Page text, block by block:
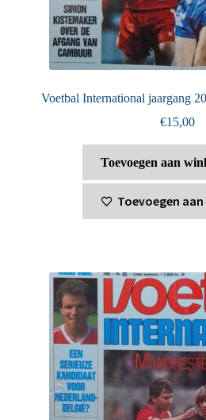
Voetbal International jaargang
€15,00
Toevoegen aan
Toevoegen